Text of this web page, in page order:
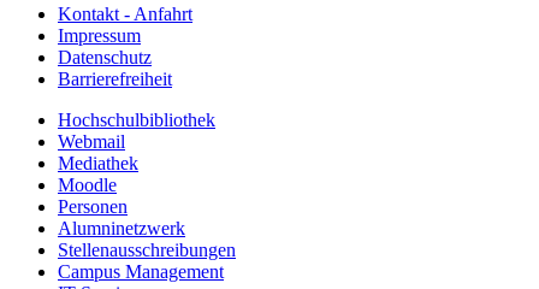
Kontakt - Anfahrt
Impressum
Datenschutz
Barrierefreiheit
Hochschulbibliothek
Webmail
Mediathek
Moodle
Personen
Alumninetzwerk
Stellenausschreibungen
Campus Management